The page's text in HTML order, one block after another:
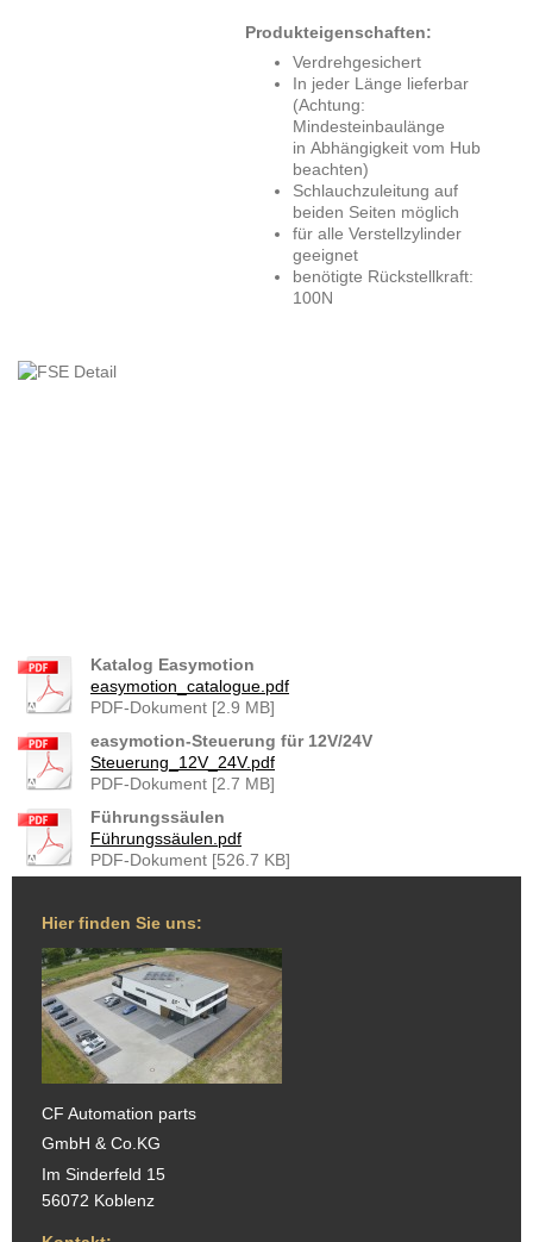
Produkteigenschaften:
Verdrehgesichert
In jeder Länge lieferbar
(Achtung:
Mindesteinbaulänge
in Abhängigkeit vom Hub
beachten)
Schlauchzuleitung auf
beiden Seiten möglich
für alle Verstellzylinder
geeignet
benötigte Rückstellkraft:
100N
Katalog Easymotion
easymotion_catalogue.pdf
PDF-Dokument [2.9 MB]
easymotion-Steuerung für 12V/24V
Steuerung_12V_24V.pdf
PDF-Dokument [2.7 MB]
Führungssäulen
Führungssäulen.pdf
PDF-Dokument [526.7 KB]
Hier finden Sie uns:
CF Automation parts
GmbH & Co.KG
Im Sinderfeld 15
56072 Koblenz